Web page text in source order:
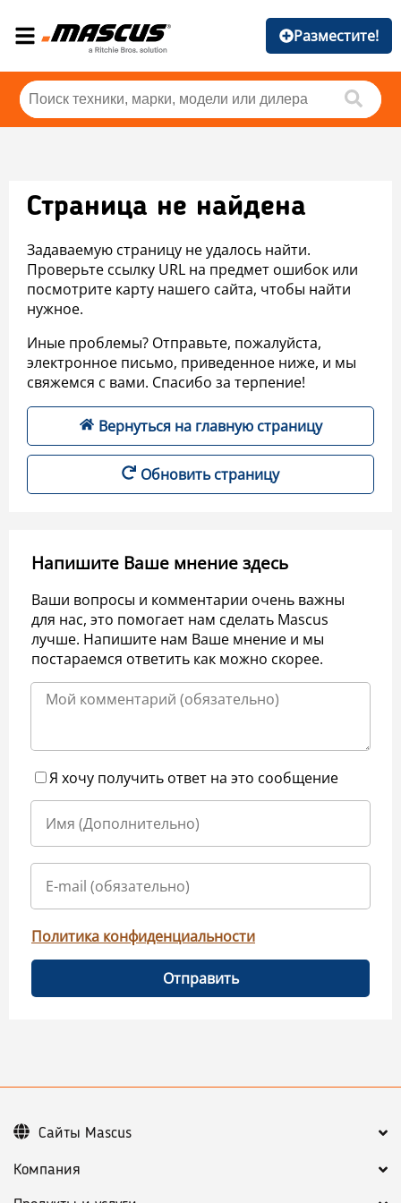
Разместите!
Страница не найдена
Задаваемую страницу не удалось найти.
Проверьте ссылку URL на предмет ошибок или
посмотрите карту нашего сайта, чтобы найти
нужное.
Иные проблемы? Отправьте, пожалуйста,
электронное письмо, приведенное ниже, и мы
свяжемся с вами. Спасибо за терпение!
Вернуться на главную страницу
Обновить страницу
Напишите Ваше мнение здесь
Ваши вопросы и комментарии очень важны
для нас, это помогает нам сделать Mascus
лучше. Напишите нам Ваше мнение и мы
постараемся ответить как можно скорее.
Я хочу получить ответ на это сообщение
Политика конфиденциальности
Отправить
Компания
Сайты Mascus